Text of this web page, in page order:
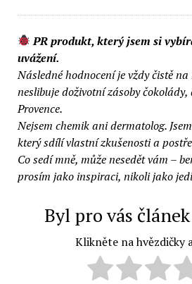
PR produkt, který jsem si
uvážení.
Následné hodnocení je vždy čistě
neslibuje doživotní zásoby
Provence.
Nejsem chemik ani dermatolog.
který sdílí vlastní zkušenosti a
Co sedí mně, může nesedět vám –
prosím jako inspiraci, nikoli jako
Byl pro vás
Klikněte na hvězdičky